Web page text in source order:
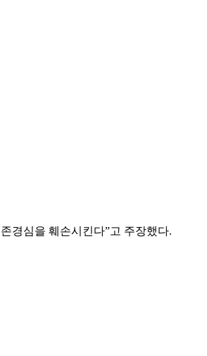
경심을 훼손시킨다”고 주장했다.